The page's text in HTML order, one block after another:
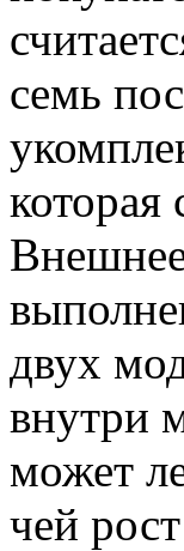
семь
которая
двух
внутри
может
чей